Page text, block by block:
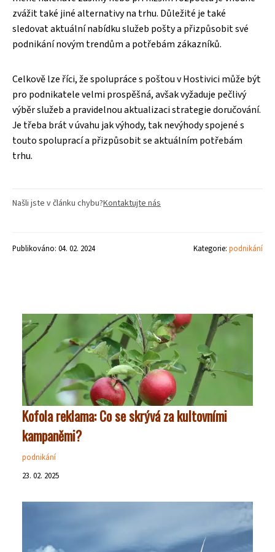
zvážit také jiné alternativy na trhu. Důležité je také
sledovat aktuální nabídku služeb pošty a přizpůsobit své
podnikání novým trendům a potřebám zákazníků.
Celkově lze říci, že spolupráce s poštou v Hostivici může být
pro podnikatele velmi prospěšná, avšak vyžaduje pečlivý
výběr služeb a pravidelnou aktualizaci strategie doručování.
Je třeba brát v úvahu jak výhody, tak nevýhody spojené s
touto spoluprací a přizpůsobit se aktuálním potřebám
trhu.
Našli jste v článku chybu?Kontaktujte nás
Publikováno: 04. 02. 2024 Kategorie: podnikání
Kofola reklama: Co se skrývá za kultovními
kampaněmi?
podnikání
23. 02. 2025